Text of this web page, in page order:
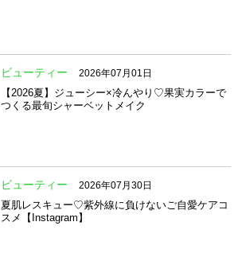
ビューティー 2026年07月01日
【2026夏】ジューシー×冷んやり♡果実カラーで
つくる最旬シャーベットメイク
ビューティー 2026年07月30日
夏肌レスキュー♡紫外線に負けないご自愛ケアコ
スメ【Instagram】